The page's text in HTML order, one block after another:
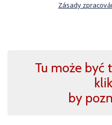
Zásady
Tu może być
by